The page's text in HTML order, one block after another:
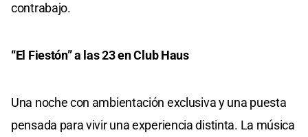
contrabajo.
“El Fiestón” a las 23 en Club Haus
Una noche con ambientación exclusiva y una puesta
pensada para vivir una experiencia distinta. La música